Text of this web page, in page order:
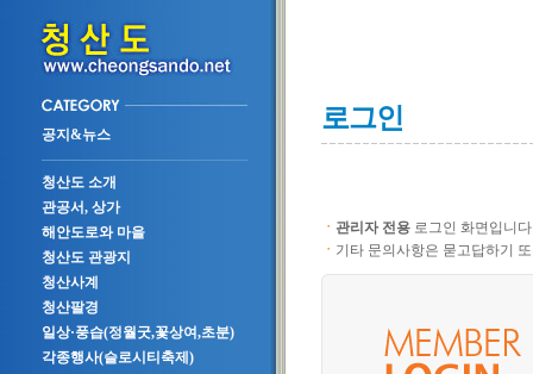
공지&뉴스
청산도 소개
관공서, 상가
해안도로와 마을
청산도 관광지
청산사계
청산팔경
일상·풍습(정월굿,꽃상여,초분)
각종행사(슬로시티축제)
로그인
ㆍ 관리자 전용 로그인 화면입니
ㆍ 기타 문의사항은 묻고답하기